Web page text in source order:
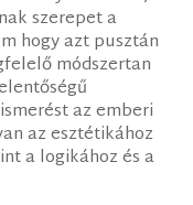
szerepet a
hogy azt pusztán
módszertan
az emberi
az esztétikához
a logikához és a